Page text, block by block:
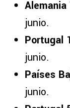
Alemania
junio.
Portugal
junio.
Países
junio.